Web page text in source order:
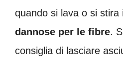
quando si lava o si stira
dannose per le fibre.
consiglia di lasciare